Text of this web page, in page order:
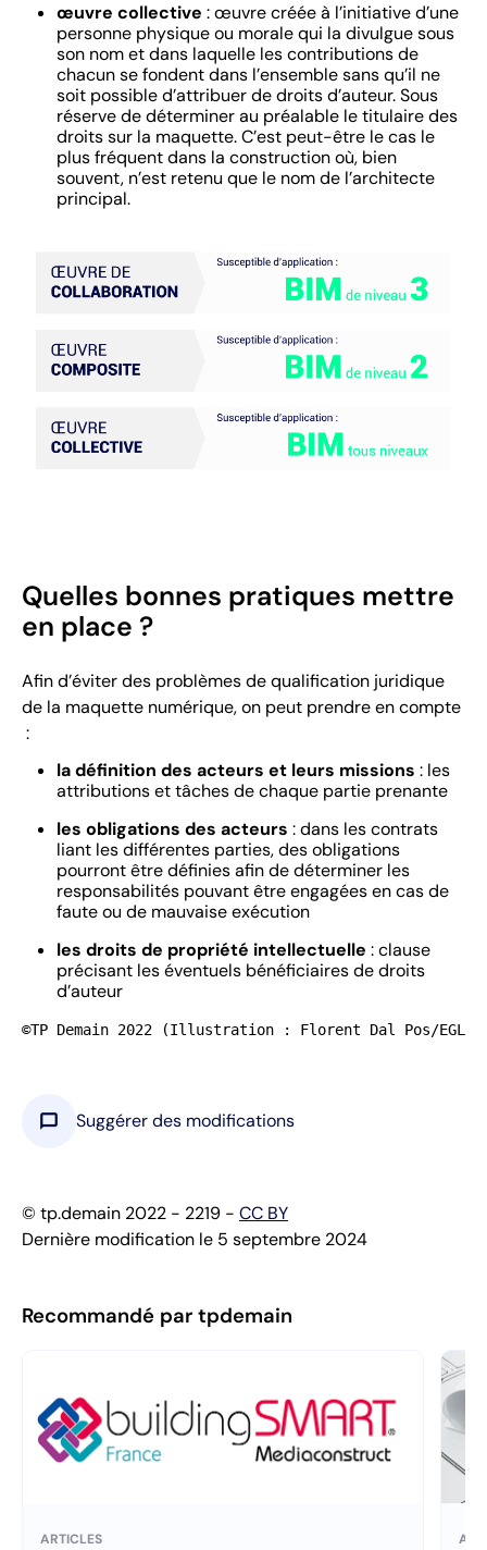
œuvre collective : œuvre créée à l’initiative d’une
personne physique ou morale qui la divulgue sous
son nom et dans laquelle les contributions de
chacun se fondent dans l’ensemble sans qu’il ne
soit possible d’attribuer de droits d’auteur. Sous
réserve de déterminer au préalable le titulaire des
droits sur la maquette. C’est peut-être le cas le
plus fréquent dans la construction où, bien
souvent, n’est retenu que le nom de l’architecte
principal.
Quelles bonnes pratiques mettre
en place ?
Afin d’éviter des problèmes de qualification juridique
de la maquette numérique, on peut prendre en compte
:
la définition des acteurs et leurs missions : les
attributions et tâches de chaque partie prenante
les obligations des acteurs : dans les contrats
liant les différentes parties, des obligations
pourront être définies afin de déterminer les
responsabilités pouvant être engagées en cas de
faute ou de mauvaise exécution
les droits de propriété intellectuelle : clause
précisant les éventuels bénéficiaires de droits
d’auteur
©TP Demain 2022 (Illustration : Florent Dal Pos/
chat_bubble Suggérer des modifications
© tp.demain 2022 - 2219 - CC BY
Dernière modification le 5 septembre 2024
Recommandé par tpdemain
ARTICLES